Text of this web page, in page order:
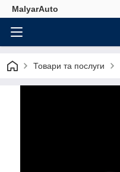
MalyarAuto
Товари та послуги